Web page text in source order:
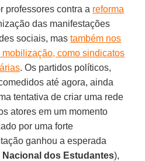
professores contra a reforma
das manifestações
sociais, mastambém nos
como sindicatos
. Os partidos políticos,
até agora, ainda
tentativa de criar uma rede
atores em um momento
por uma forte
ganhou a esperada
Nacional dos Estudantes),